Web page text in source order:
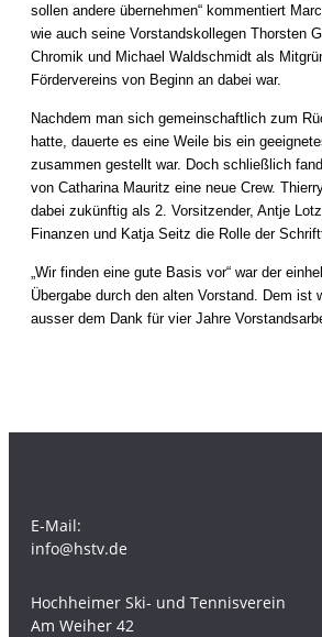
sollen andere übernehmen“ kommentiert
wie auch seine Vorstandskollegen Thorsten
Chromik und Michael Waldschmidt als
Fördervereins von Beginn an dabei war.
Nachdem man sich gemeinschaftlich zum
hatte, dauerte es eine Weile bis ein
zusammen gestellt war. Doch schließlich
von Catharina Mauritz eine neue Crew.
dabei zukünftig als 2. Vorsitzender, Antje
Finanzen und Katja Seitz die Rolle der
„Wir finden eine gute Basis vor“ war der
Übergabe durch den alten Vorstand. Dem ist
ausser dem Dank für vier Jahre
E-Mail:
info@hstv.de
Hochheimer Ski- und Tennisverein
Am Weiher 42